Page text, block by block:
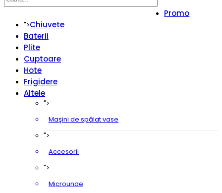
Promo
">Chiuvete
Baterii
Plite
Cuptoare
Hote
Frigidere
Altele
">
Maşini de spălat vase
">
Accesorii
">
Microunde